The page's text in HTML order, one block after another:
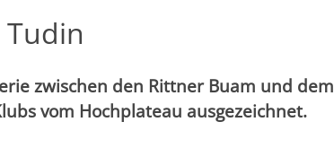
zwischen den Rittner Buam und dem
vom Hochplateau ausgezeichnet.